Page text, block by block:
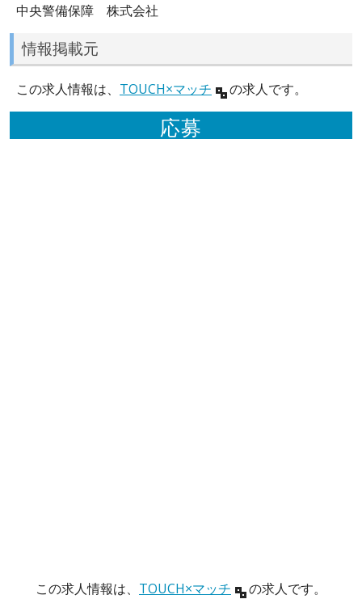
中央警備保障 株式会社
情報掲載元
この求人情報は、 TOUCH×マッチ の求人です。
応募
この求人情報は、 TOUCH×マッチ の求人です。